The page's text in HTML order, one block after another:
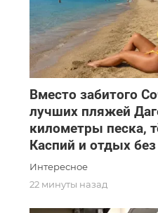
Вместо забитого
лучших пляжей
километры песка,
Каспий и отдых
Интересное
22 минуты назад